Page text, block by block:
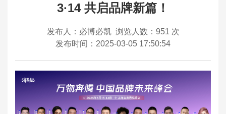
3·14 共启品牌新篇！
发布人：必博必凯 浏览人数： 951 次
发布时间：2025-03-05 17:50:54